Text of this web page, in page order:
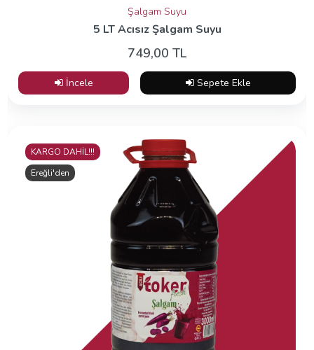
Şalgam Suyu
5 LT Acısız Şalgam Suyu
749,00 TL
İncele Sepete Ekle
KARGO DAHİL!!!
Ereğli'den